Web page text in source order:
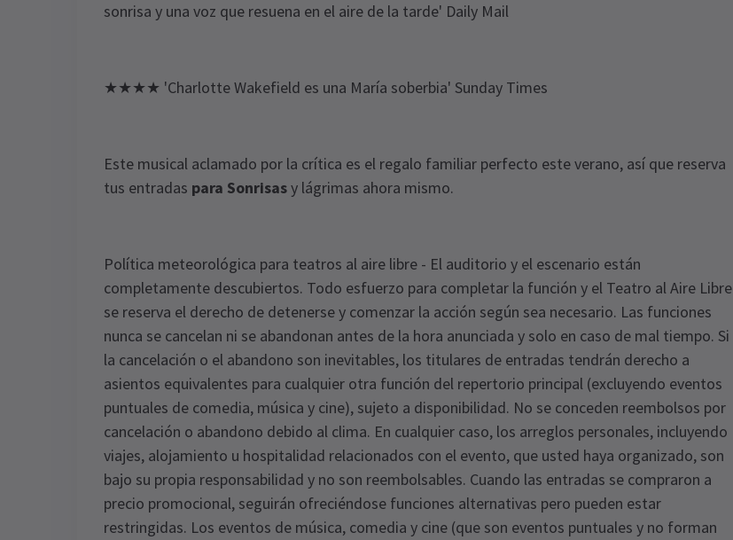
sonrisa y una voz que resuena en el aire de la tarde' Daily Mail
★★★★ 'Charlotte Wakefield es una María soberbia' Sunday Times
Este musical aclamado por la crítica es el regalo familiar perfecto este verano, así que reserva
tus entradas para Sonrisasy lágrimas ahora mismo.
Política meteorológica para teatros al aire libre - El auditorio y el escenario están
completamente descubiertos. Todo esfuerzo para completar la función y el Teatro al Aire Libre
se reserva el derecho de detenerse y comenzar la acción según sea necesario. Las funciones
nunca se cancelan ni se abandonan antes de la hora anunciada y solo en caso de mal tiempo. Si
la cancelación o el abandono son inevitables, los titulares de entradas tendrán derecho a
asientos equivalentes para cualquier otra función del repertorio principal (excluyendo eventos
puntuales de comedia, música y cine), sujeto a disponibilidad. No se conceden reembolsos por
cancelación o abandono debido al clima. En cualquier caso, los arreglos personales, incluyendo
viajes, alojamiento u hospitalidad relacionados con el evento, que usted haya organizado, son
bajo su propia responsabilidad y no son reembolsables. Cuando las entradas se compraron a
precio promocional, seguirán ofreciéndose funciones alternativas pero pueden estar
restringidas. Los eventos de música, comedia y cine (que son eventos puntuales y no forman